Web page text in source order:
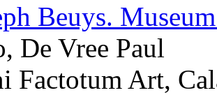
Beuys.
De Vree Paul
Factotum Art,